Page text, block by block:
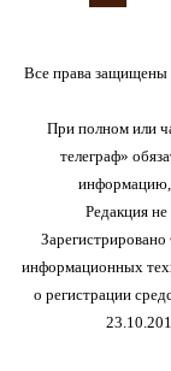
Все права защищены
При полном или
телеграф»
информацию,
Редакция
информационных
о регистрации